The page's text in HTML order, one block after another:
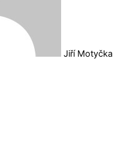
Jiří Motyčka